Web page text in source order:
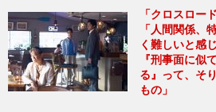
「クロスロー
「人間関係、
く難しいと感
『刑事面に似
る』って、そ
もの」